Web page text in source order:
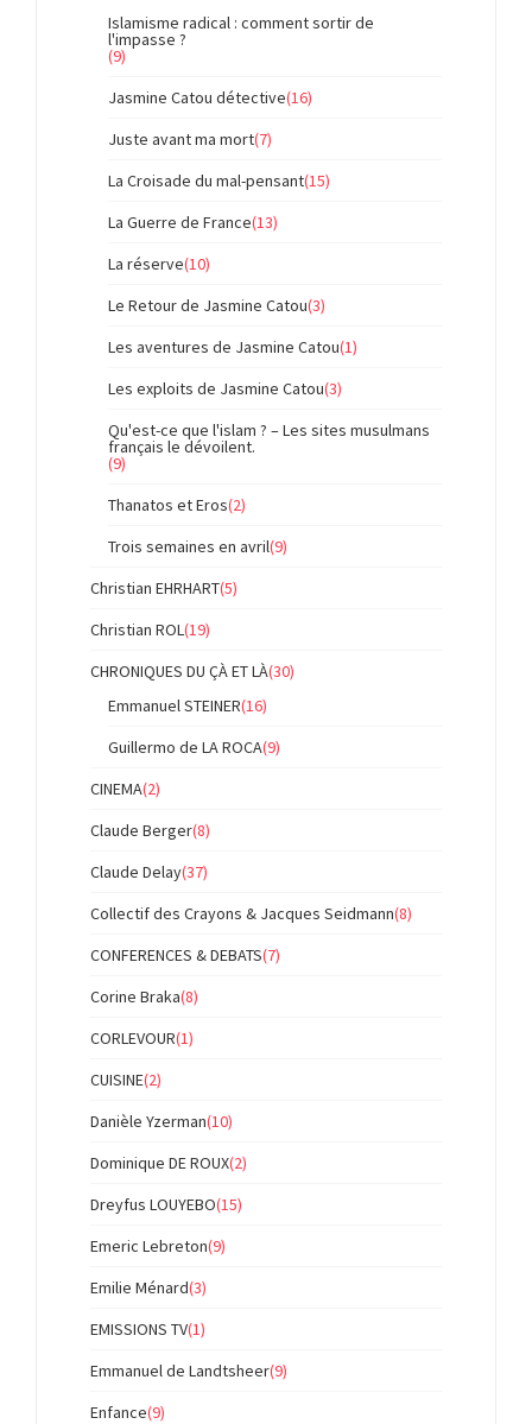
Islamisme radical : comment sortir de
l'impasse ?
(9)
Jasmine Catou détective(16)
Juste avant ma mort(7)
La Croisade du mal-pensant(15)
La Guerre de France(13)
La réserve(10)
Le Retour de Jasmine Catou(3)
Les aventures de Jasmine Catou(1)
Les exploits de Jasmine Catou(3)
Qu'est-ce que l'islam ? – Les sites musulmans
français le dévoilent.
(9)
Thanatos et Eros(2)
Trois semaines en avril(9)
Christian EHRHART(5)
Christian ROL(19)
CHRONIQUES DU ÇÀ ET LÀ(30)
Emmanuel STEINER(16)
Guillermo de LA ROCA(9)
CINEMA(2)
Claude Berger(8)
Claude Delay(37)
Collectif des Crayons & Jacques Seidmann(8)
CONFERENCES & DEBATS(7)
Corine Braka(8)
CORLEVOUR(1)
CUISINE(2)
Danièle Yzerman(10)
Dominique DE ROUX(2)
Dreyfus LOUYEBO(15)
Emeric Lebreton(9)
Emilie Ménard(3)
EMISSIONS TV(1)
Emmanuel de Landtsheer(9)
Enfance(9)